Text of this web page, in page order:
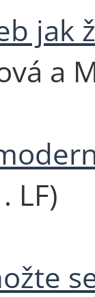
jak
a
LF)